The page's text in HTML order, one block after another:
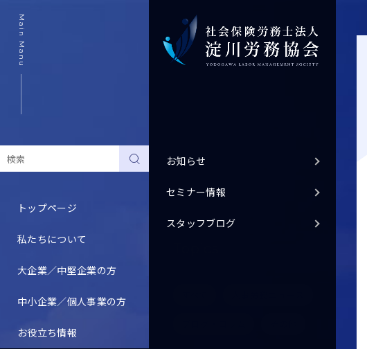
Main Manu
トップページ
私たちについて
大企業／中堅企業の方
中小企業／個人事業の方
お役立ち情報
お知らせ
セミナー情報
スタッフブログ